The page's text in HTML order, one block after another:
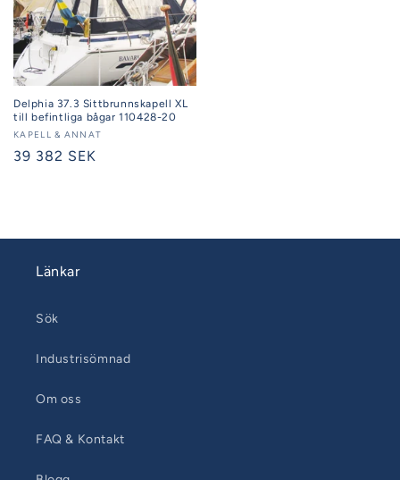
Delphia 37.3 Sittbrunnskapell XL
till befintliga bågar 110428-20
Säljare:
KAPELL & ANNAT
Ordinarie
39 382 SEK
Länkar
Sök
Industrisömnad
Om oss
FAQ & Kontakt